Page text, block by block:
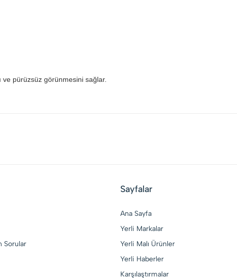
ve pürüzsüz görünmesini sağlar.
Sorular
Sayfalar
Ana Sayfa
Yerli Markalar
Yerli Malı Ürünler
Yerli Haberler
Karşılaştırmalar